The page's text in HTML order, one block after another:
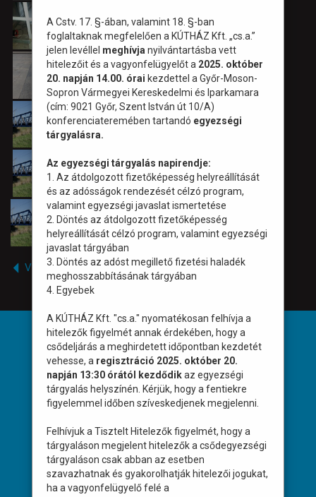
A Cstv. 17. §-ában, valamint 18. §-ban
foglaltaknak megfelelően a KÚTHÁZ Kft. „cs.a.”
jelen levéllel meghívja nyilvántartásba vett
hitelezőit és a vagyonfelügyelőt a 2025. október
20. napján 14.00. órai kezdettel a Győr-Moson-
Sopron Vármegyei Kereskedelmi és Iparkamara
(cím: 9021 Győr, Szent István út 10/A)
konferenciateremében tartandó egyezségi
tárgyalásra.
Az egyezségi tárgyalás napirendje:
1. Az átdolgozott fizetőképesség helyreállítását
és az adósságok rendezését célzó program,
valamint egyezségi javaslat ismertetése
2. Döntés az átdolgozott fizetőképesség
helyreállítását célzó program, valamint egyezségi
javaslat tárgyában
3. Döntés az adóst megillető fizetési haladék
meghosszabbításának tárgyában
4. Egyebek
A KÚTHÁZ Kft. "cs.a." nyomatékosan felhívja a
hitelezők figyelmét annak érdekében, hogy a
csődeljárás a meghirdetett időpontban kezdetét
vehesse, a regisztráció 2025. október 20.
napján 13:30 órától kezdődikaz egyezségi
tárgyalás helyszínén. Kérjük, hogy a fentiekre
figyelemmel időben szíveskedjenek megjelenni.
Felhívjuk a Tisztelt Hitelezők figyelmét, hogy a
tárgyaláson megjelent hitelezők a csődegyezségi
tárgyaláson csak abban az esetben
szavazhatnak és gyakorolhatják hitelezői jogukat,
ha a vagyonfelügyelő felé a
Vissza
HASZNOS INFORMÁCIÓ
Impresszum
Sütik használata
Jogi információ
Adatvédelmi és adatkezelési tájékoztató
ELÉRHETŐSÉGEK